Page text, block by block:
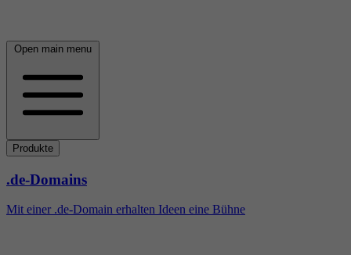
Open main menu
Produkte
.de-Domains
Mit einer .de-Domain erhalten Ideen eine Bühne